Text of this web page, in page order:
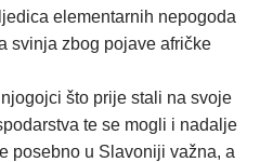
elementarnih nepogoda
svinja zbog pojave afričke
što prije stali na svoje
te se mogli i nadalje
posebno u Slavoniji važna, a